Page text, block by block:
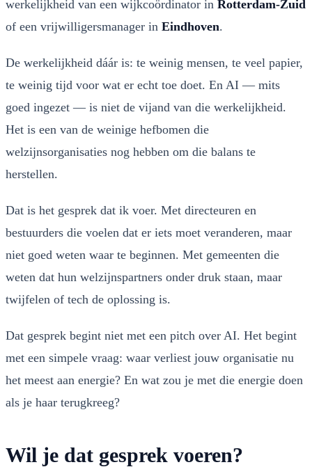
werkelijkheid van een wijkcoördinator in Rotterdam-Zuid
of een vrijwilligersmanager in Eindhoven.
De werkelijkheid dáár is: te weinig mensen, te veel papier,
te weinig tijd voor wat er echt toe doet. En AI — mits
goed ingezet — is niet de vijand van die werkelijkheid.
Het is een van de weinige hefbomen die
welzijnsorganisaties nog hebben om die balans te
herstellen.
Dat is het gesprek dat ik voer. Met directeuren en
bestuurders die voelen dat er iets moet veranderen, maar
niet goed weten waar te beginnen. Met gemeenten die
weten dat hun welzijnspartners onder druk staan, maar
twijfelen of tech de oplossing is.
Dat gesprek begint niet met een pitch over AI. Het begint
met een simpele vraag: waar verliest jouw organisatie nu
het meest aan energie? En wat zou je met die energie doen
als je haar terugkreeg?
Wil je dat gesprek voeren?